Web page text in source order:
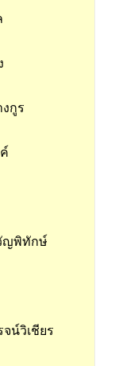
กูร
ญพิทักษ์
น์วิเชียร